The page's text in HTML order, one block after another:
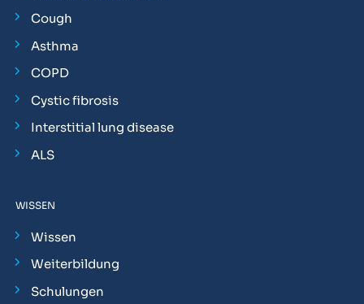
Cough
Asthma
COPD
Cystic fibrosis
Interstitial lung disease
ALS
WISSEN
Wissen
Weiterbildung
Schulungen